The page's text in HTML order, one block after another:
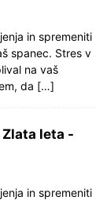
in spremeniti
spanec. Stres v
na vaš
da […]
leta -
in spremeniti